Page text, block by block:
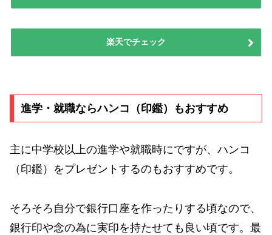
楽天でチェック
進学・就職ならハンコ（印鑑）もおすすめ
主に中学校以上の進学や就職時にですが、ハンコ
（印鑑）をプレゼントするのもおすすめです。
そろそろ自分で銀行口座を作ったりする頃なので、
銀行印や念の為に実印を持たせても良い頃です。最